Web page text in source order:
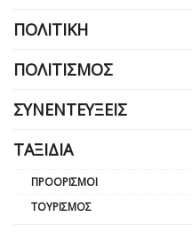
ΠΟΛΙΤΙΚΉ
ΠΟΛΙΤΙΣΜΌΣ
ΣΥΝΕΝΤΕΎΞΕΙΣ
ΤΑΞΊΔΙΑ
ΠΡΟΟΡΙΣΜΟΊ
ΤΟΥΡΙΣΜΌΣ